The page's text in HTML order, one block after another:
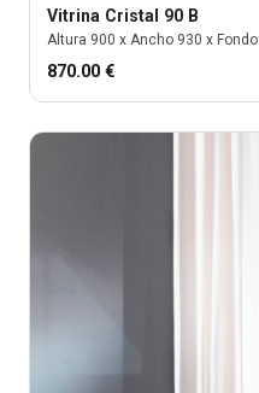
Vitrina Cristal 90 B
Altura 900 x Ancho 930 x Fondo
870.00 €